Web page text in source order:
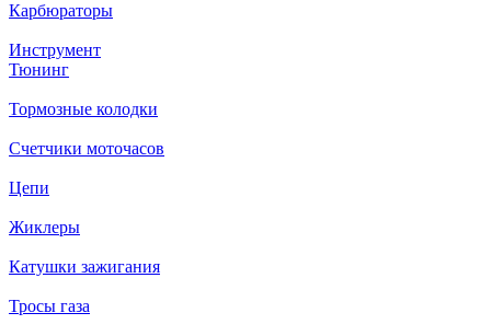
Карбюраторы
Инструмент
Тюнинг
Тормозные колодки
Счетчики моточасов
Цепи
Жиклеры
Катушки зажигания
Тросы газа